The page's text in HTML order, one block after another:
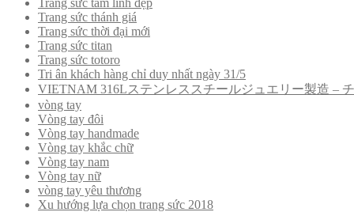
Trang sức thánh giá
Trang sức thời đại mới
Trang sức titan
Trang sức totoro
Tri ân khách hàng chỉ duy nhất ngày 31/5
VIETNAM 316Lステンレススチールジュエリー製造 –
vòng tay
Vòng tay đôi
Vòng tay handmade
Vòng tay khắc chữ
Vòng tay nam
Vòng tay nữ
vòng tay yêu thương
Xu hướng lựa chọn trang sức 2018